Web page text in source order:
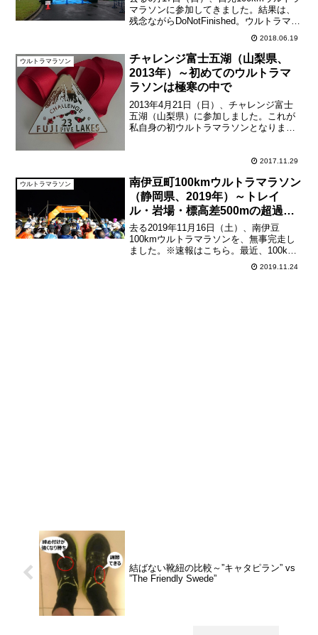
マラソンに参加してきました。結果は、
残念ながらDoNotFinished。ウルトラマラ
ソンでは初のリタイアとなりました。無
理して完走した横浜・三浦100kmウルト
ラマラソンから約１ヶ月。そもそも無...
2018.06.19
ウルトラマラソン
チャレンジ富士五湖（山梨県、
2013年）～初めてのウルトラマ
ラソンは極寒の中で
2013年4月21日（日）、チャレンジ富士
五湖（山梨県）に参加しました。これが
私自身の初ウルトラマラソンとなりまし
くなっていたからだと思います。このレ
2017.11.29
ウルトラマラソン
南伊豆町100kmウルトラマラソン
（静岡県、2019年）～トレイ
ル・岩場・標高差500mの超過酷
なコース
去る2019年11月16日（土）、南伊豆
100kmウルトラマラソンを、無事完走し
ました。※速報はこちら。最近、100km
の戦績はイマイチで、2018年は、横須賀
三浦は完走したものの、日光は初の
2019.11.24
結ばない靴紐の比較～”キャタピラン” vs
”The Friendly Swede”